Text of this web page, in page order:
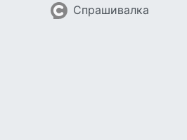
Спрашивалка